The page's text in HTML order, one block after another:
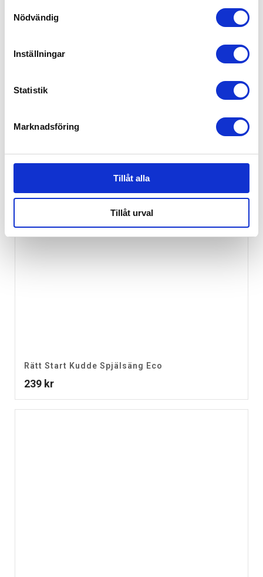
Nödvändig
Inställningar
Statistik
Marknadsföring
Tillåt alla
Tillåt urval
399kr
Rätt Start Kudde Spjälsäng Eco
239 kr